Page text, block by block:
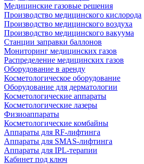
Медицинские газовые решения
Производство медицинского кислорода
Производство медицинского воздуха
Производство медицинского вакуума
Станции заправки баллонов
Мониторинг медицинских газов
Распределение медицинских газов
Оборудование в аренду
Косметологическое оборудование
Оборудование для дерматологии
Косметологические аппараты
Косметологические лазеры
Физиоаппараты
Косметологические комбайны
Аппараты для RF-лифтинга
Аппараты для SMAS-лифтинга
Аппараты для IPL-терапии
Кабинет под ключ